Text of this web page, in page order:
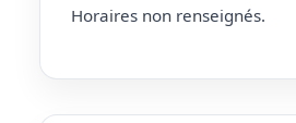
Horaires non renseignés.